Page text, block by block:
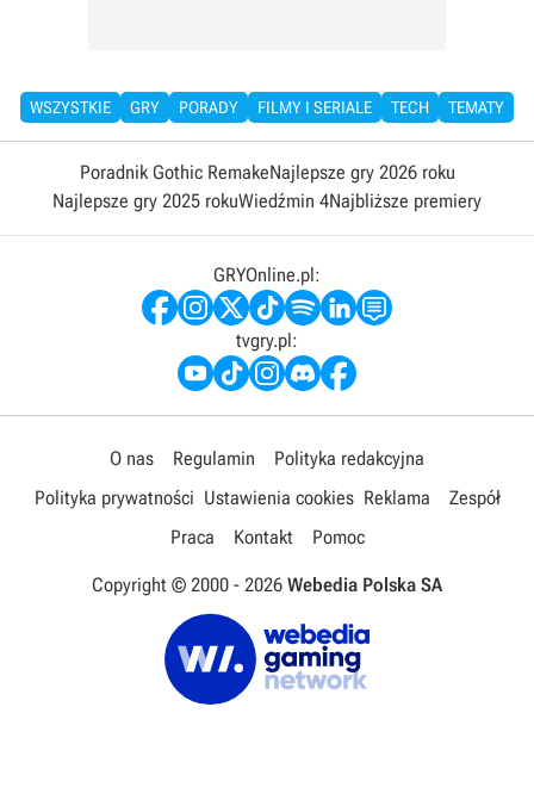
WSZYSTKIE GRY PORADY FILMY I SERIALE TECH TEMATY
Poradnik Gothic RemakeNajlepsze gry 2026 roku
Najlepsze gry 2025 rokuWiedźmin 4Najbliższe premiery
GRYOnline.pl:
tvgry.pl:
O nas Regulamin
Polityka redakcyjna
Polityka prywatności Ustawienia cookies Reklama
Zespół
Praca
Kontakt Pomoc
Copyright © 2000 - 2026 Webedia Polska SA